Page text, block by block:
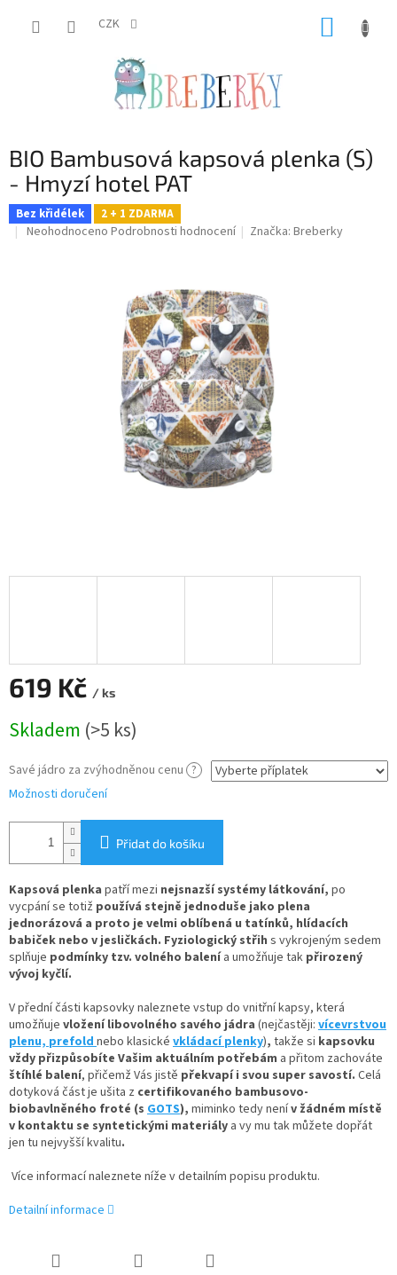
CZK
BIO Bambusová kapsová plenka (S)
- Hmyzí hotel PAT
Bez křidélek 2 + 1 ZDARMA
Průměrné
Neohodnoceno Podrobnosti hodnocení Značka:Breberky
619 Kč / ks
cena:
Skladem (>5 ks)
Savé jádro za zvýhodněnou cenu ?
Možnosti doručení
Přidat do košíku
Kapsová plenka patří mezi nejsnazší systémy látkování, po
vycpání se totiž používá stejně jednoduše jako plena
jednorázová a proto je velmi oblíbená u tatínků, hlídacích
babiček nebo v jesličkách. Fyziologický střih s vykrojeným sedem
splňuje podmínky tzv. volného balenía umožňuje tak přirozený
vývoj kyčlí.
Vpřední části kapsovky naleznete vstup do vnitřní kapsy, která
umožňuje vloženílibovolného savého jádra (nejčastěji: vícevrstvou
plenu,prefoldnebo klasické vkládací plenky), takže si kapsovku
vždy přizpůsobíte Vašim aktuálním potřebám a přitom zachováte
štíhlé balení, přičemž Vás jistě překvapí i svou super savostí. Celá
dotyková část je ušita z certifikovaného bambusovo-
biobavlněného froté (s GOTS), miminko tedy nenív žádném místě
v kontaktu se syntetickými materiály a vy mu tak můžete dopřát
jen tu nejvyšší kvalitu.
Více informací naleznete níže v detailním popisu produktu.
Detailní informace